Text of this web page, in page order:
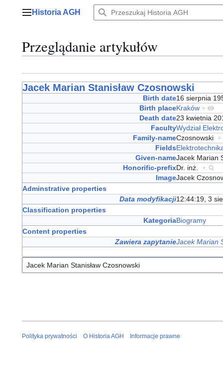
Menu główne
Historia AGH
Przeglądanie artykułów
Jacek Marian Stanisław Czosnowski
Birth date16 sierpnia
Birth placeKraków +
Death date23 kwietnia
FacultyWydział
Family-nameCzosnowski +
Fields
Given-nameJacek Marian
Honorific-prefixDr. inż. +
ImageJacek
Adminstrative properties
Data modyfikacji12:44:19, 3
Classification properties
KategoriaBiogramy
Content properties
Zawiera zapytanieJacek Marian
Polityka prywatności O Historia AGH Informacje prawne